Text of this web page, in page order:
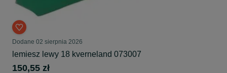
Dodane 02 sierpnia 2026
lemiesz lewy 18 kverneland 073007
150,55 zł